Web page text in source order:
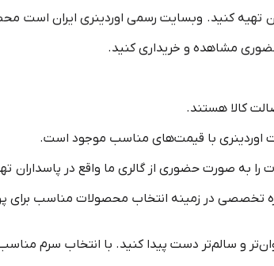
تهیه کنید. وبسایت رسمی اوردینری ایران
مشاهده و خریداری کنید.
کالا هستند.
اوردینری با قیمت‌های مناسب موجود است.
به صورت حضوری از گالری ما واقع در پاسداران
تخصصی در زمینه انتخاب محصولات مناسب
و سالم‌تر دست پیدا کنید. با انتخاب سرم